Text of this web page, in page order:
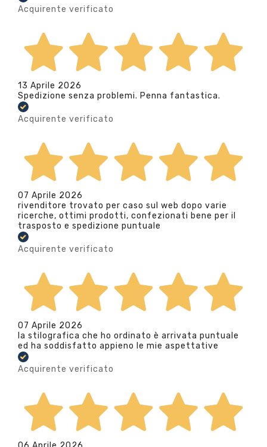
Acquirente verificato
13 Aprile 2026
Spedizione senza problemi. Penna fantastica.
Acquirente verificato
07 Aprile 2026
rivenditore trovato per caso sul web dopo varie
ricerche, ottimi prodotti, confezionati bene per il
trasposto e spedizione puntuale
Acquirente verificato
07 Aprile 2026
la stilografica che ho ordinato è arrivata puntuale
ed ha soddisfatto appieno le mie aspettative
Acquirente verificato